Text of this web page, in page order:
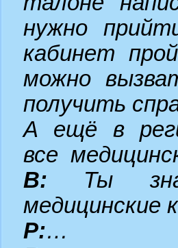
нужно
кабинет
можно
получить
А ещё в
все
В: Ты
медицинские
Р:…